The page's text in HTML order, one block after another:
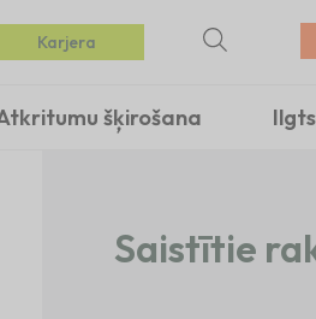
Karjera
šķirošana
Saistītie